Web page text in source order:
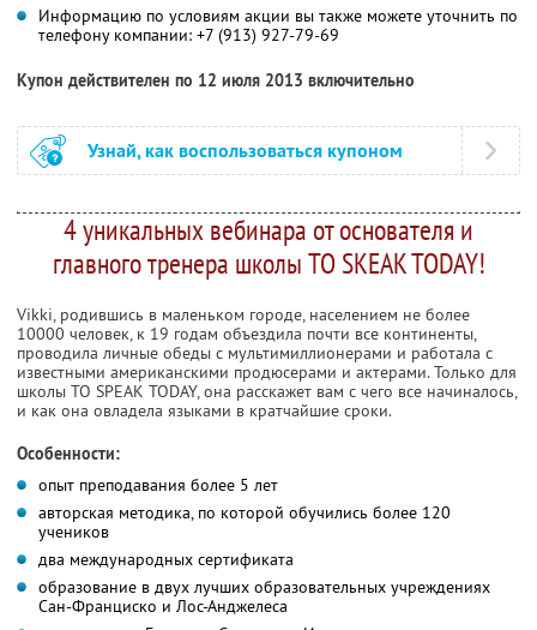
Информацию по условиям акции вы также можете уточнить по
телефону компании: +7 (913) 927-79-69
Купон действителен по 12 июля 2013 включительно
Узнай, как воспользоваться купоном
4 уникальных вебинара от основателя и
главного тренера школы TO SKEAK TODAY!
Vikki, родившись в маленьком городе, населением не более
10000 человек, к 19 годам объездила почти все континенты,
проводила личные обеды с мультимиллионерами и работала с
известными американскими продюсерами и актерами. Только для
школы TO SPEAK TODAY, она расскажет вам с чего все начиналось,
и как она овладела языками в кратчайшие сроки.
Особенности:
опыт преподавания более 5 лет
авторская методика, по которой обучились более 120
учеников
два международных сертификата
образование в двух лучших образовательных учреждениях
Сан-Франциско и Лос-Анджелеса